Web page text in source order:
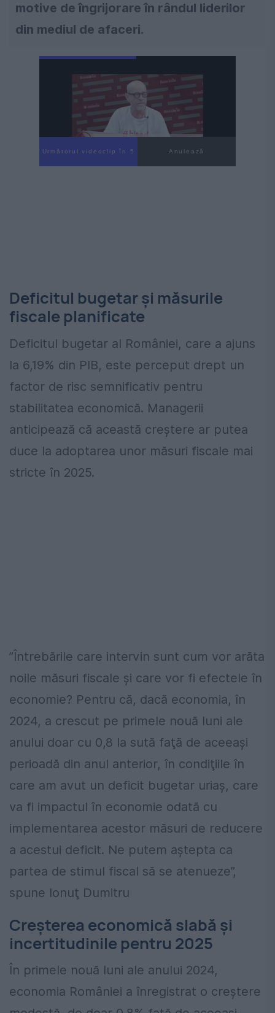
motive de îngrijorare în rândul liderilor
din mediul de afaceri.
Următorul videoclip în 3 Anulează
Deficitul bugetar și măsurile
fiscale planificate
Deficitul bugetar al României, care a ajuns
la 6,19% din PIB, este perceput drept un
factor de risc semnificativ pentru
stabilitatea economică. Managerii
anticipează că această creștere ar putea
duce la adoptarea unor măsuri fiscale mai
stricte în 2025.
”Întrebările care intervin sunt cum vor arăta
noile măsuri fiscale şi care vor fi efectele în
economie? Pentru că, dacă economia, în
2024, a crescut pe primele nouă luni ale
anului doar cu 0,8 la sută faţă de aceeaşi
perioadă din anul anterior, în condiţiile în
care am avut un deficit bugetar uriaş, care
va fi impactul în economie odată cu
implementarea acestor măsuri de reducere
a acestui deficit. Ne putem aştepta ca
partea de stimul fiscal să se atenueze”,
spune Ionuţ Dumitru
Creșterea economică slabă și
incertitudinile pentru 2025
În primele nouă luni ale anului 2024,
economia României a înregistrat o creștere